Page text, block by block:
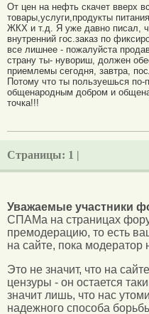
От цен на нефть скачет вверх
товары,услуги,продукты
ЖКХ и т.д. Я уже давно писал,
внутренний гос.заказ по
все лишнее - пожалуйста
страну ты- нувориш, должен
приемлемы сегодня, завтра,
Потому что ты пользуешься
общенародным добром и
точка!!!
Страницы: 1 |
Уважаемые участники
СПАМа на страницах
премодерацию, то есть
на сайте, пока модератор
Это не значит, что на
цензуры - он остается
значит лишь, что нас
надежного способа